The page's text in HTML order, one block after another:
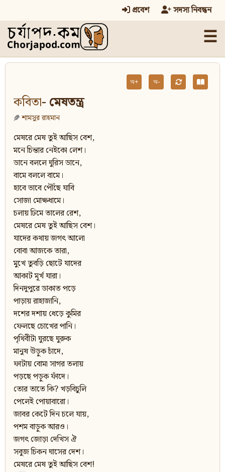
প্রবেশ সদস্য নিবন্ধন
☰
অ+ অ-
কবিতা- মেষতন্ত্র
শামসুর রাহমান
মেষরে মেষ তুই আছিস বেশ,
মনে চিন্তার নেইকো লেশ।
ডানে বললে ঘুরিস ডানে,
বামে বললে বামে।
হাবে ভাবে পৌঁছে যাবি
সোজা মোক্ষধামে।
চলায় ঢিমে তালের রেশ,
মেষরে মেষ তুই আছিস বেশ।
যাদের কথায় জগৎ আলো
বোবা আজকে তারা,
মুখে তুবড়ি ছোটে যাদের
আকাট মূর্খ যারা।
দিনদুপুরে ডাকাত পড়ে
পাড়ায় রাহাজানি,
দশের দশায় ধেড়ে কুমির
ফেলছে চোখের পানি।
পৃথিবীটা ঘুরছে ঘুরুক
মানুষ উড়ুক চাঁদে,
ফাটায় বোমা সাগর তলায়
পড়ছে পড়ুক ফাঁদে।
তোর তাতে কি? খড়বিচুলি
পেলেই পোয়াবারো।
জাবর কেটে দিন চলে যায়,
পশম বাড়ুক আরও।
জগৎ জোড়া দেখিস ঐ
সবুজ চিকন ঘাসের দেশ।
মেষরে মেষ তুই আছিস বেশ!